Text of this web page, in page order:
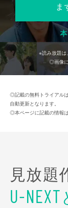
ま
※読み放題は
◎画像
◎記載の無料トライアル
自動更新となります。
◎本ページに記載の情報
見放題
U-NEXT